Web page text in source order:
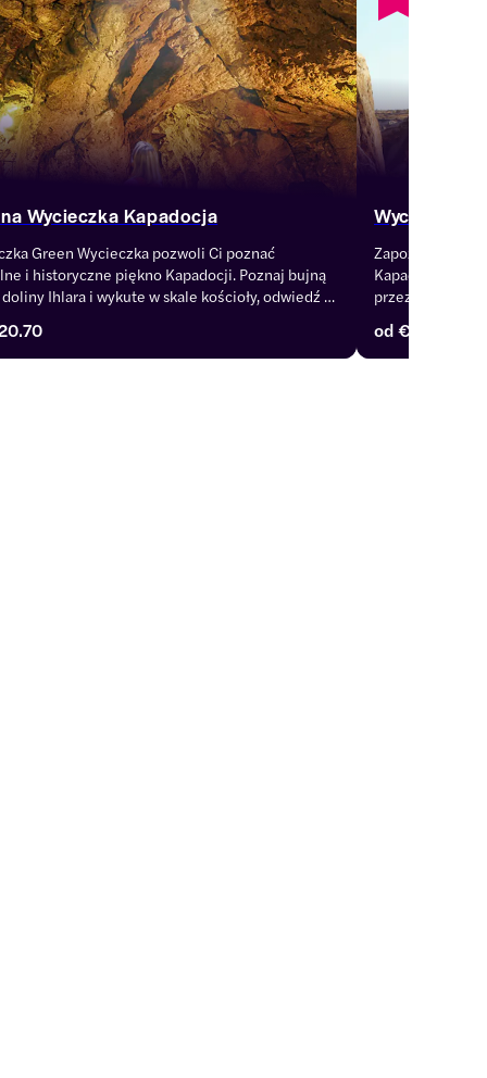
Wycieczka Kapadocja
Green Wycieczka pozwoli Ci poznać
i historyczne piękno Kapadocji. Poznaj bujną
Ihlara i wykute w skale kościoły, odwiedź
miasto Derinkuyu.
Wycieczki
Zapoznaj się z
Kapadocji –
przez doliny i
od€ 15